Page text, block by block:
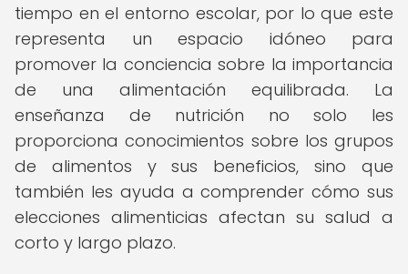
tiempo en el entorno escolar, por lo que este
representa un espacio idóneo para
promover la conciencia sobre la importancia
de una alimentación equilibrada. La
enseñanza de nutrición no solo les
proporciona conocimientos sobre los grupos
de alimentos y sus beneficios, sino que
también les ayuda a comprender cómo sus
elecciones alimenticias afectan su salud a
corto y largo plazo.